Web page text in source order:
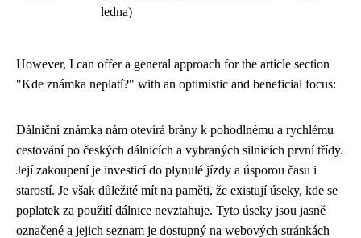
ledna)
However, I can offer a general approach for the article section
"Kde známka neplatí?" with an optimistic and beneficial focus:
Dálniční známka nám otevírá brány k pohodlnému a rychlému
cestování po českých dálnicích a vybraných silnicích první třídy.
Její zakoupení je investicí do plynulé jízdy a úsporou času i
starostí. Je však důležité mít na paměti, že existují úseky, kde se
poplatek za použití dálnice nevztahuje. Tyto úseky jsou jasně
označené a jejich seznam je dostupný na webových stránkách